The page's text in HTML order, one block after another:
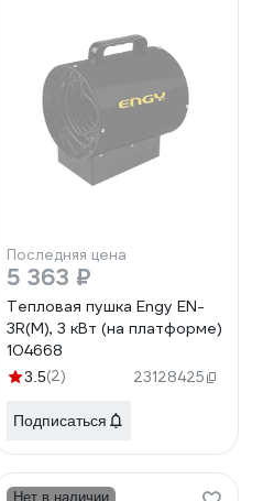
Последняя цена
5 363 ₽
Тепловая пушка Engy EN-
3R(M), 3 кВт (на платформе)
104668
3.5(2) 23128425
Подписаться
Нет в наличии